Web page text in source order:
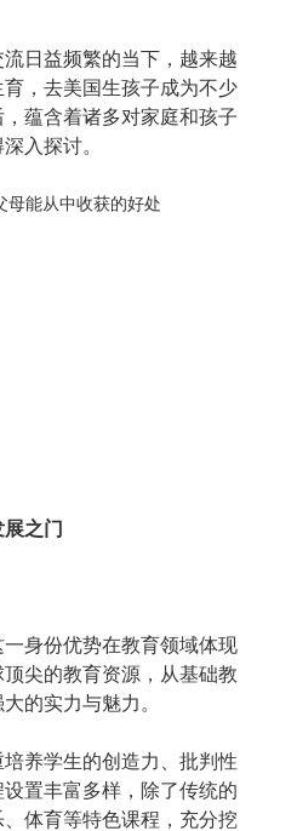
日益频繁的当下，越来越
，去美国生孩子成为不少
蕴含着诸多对家庭和孩子
入探讨。
之门
身份优势在教育领域体现
尖的教育资源，从基础教
的实力与魅力。
养学生的创造力、批判性
置丰富多样，除了传统的
体育等特色课程，充分挖